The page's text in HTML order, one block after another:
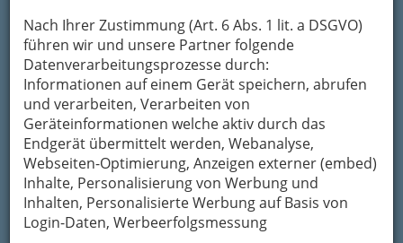
Nach Ihrer Zustimmung (Art. 6 Abs. 1 lit. a DSGVO)
führen wir und unsere Partner folgende
Datenverarbeitungsprozesse durch:
Informationen auf einem Gerät speichern, abrufen
und verarbeiten, Verarbeiten von
Geräteinformationen welche aktiv durch das
Endgerät übermittelt werden, Webanalyse,
Webseiten-Optimierung, Anzeigen externer (embed)
Inhalte, Personalisierung von Werbung und
Inhalten, Personalisierte Werbung auf Basis von
Login-Daten, Werbeerfolgsmessung
Navigation
Öffentliche Info-Stellen
Ernährungsberatung
Bionahrung
Sonstige biologische Produkte